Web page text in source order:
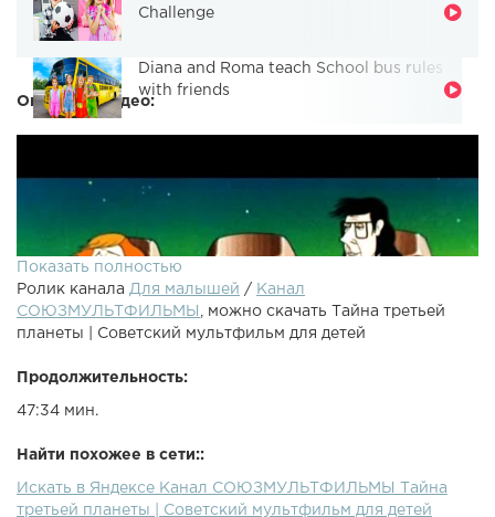
Challenge
Diana and Roma teach School bus rules
with friends
Описание видео:
Хочешь узнать об этом мультике больше? Заходи к нам в
Показать полностью
Ролик канала Для малышей / Канал
СОЮЗМУЛЬТФИЛЬМЫ
, можно скачать Тайна третьей
планеты | Советский мультфильм для детей
Продолжительность:
47:34 мин.
Найти похожее в сети::
Искать в Яндексе Канал СОЮЗМУЛЬТФИЛЬМЫ Тайна
третьей планеты | Советский мультфильм для детей